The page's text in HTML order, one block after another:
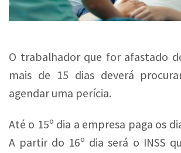
O trabalhador que for afastado
mais de 15 dias deverá
agendar uma perícia.
Até o 15º dia a empresa paga os
A partir do 16º dia será o INSS